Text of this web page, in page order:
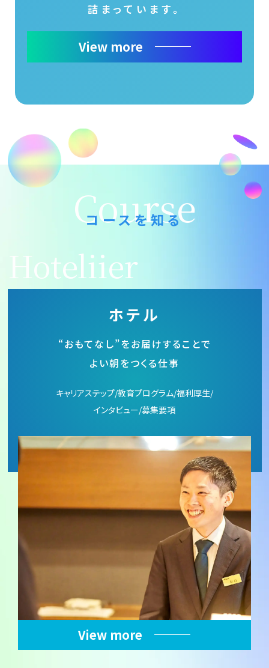
詰まっています。
View more
Course
コースを知る
Hoteliier
ホテル
“おもてなし”をお届けすることで
よい朝をつくる仕事
キャリアステップ/教育プログラム/福利厚生/
インタビュー/募集要項
View more